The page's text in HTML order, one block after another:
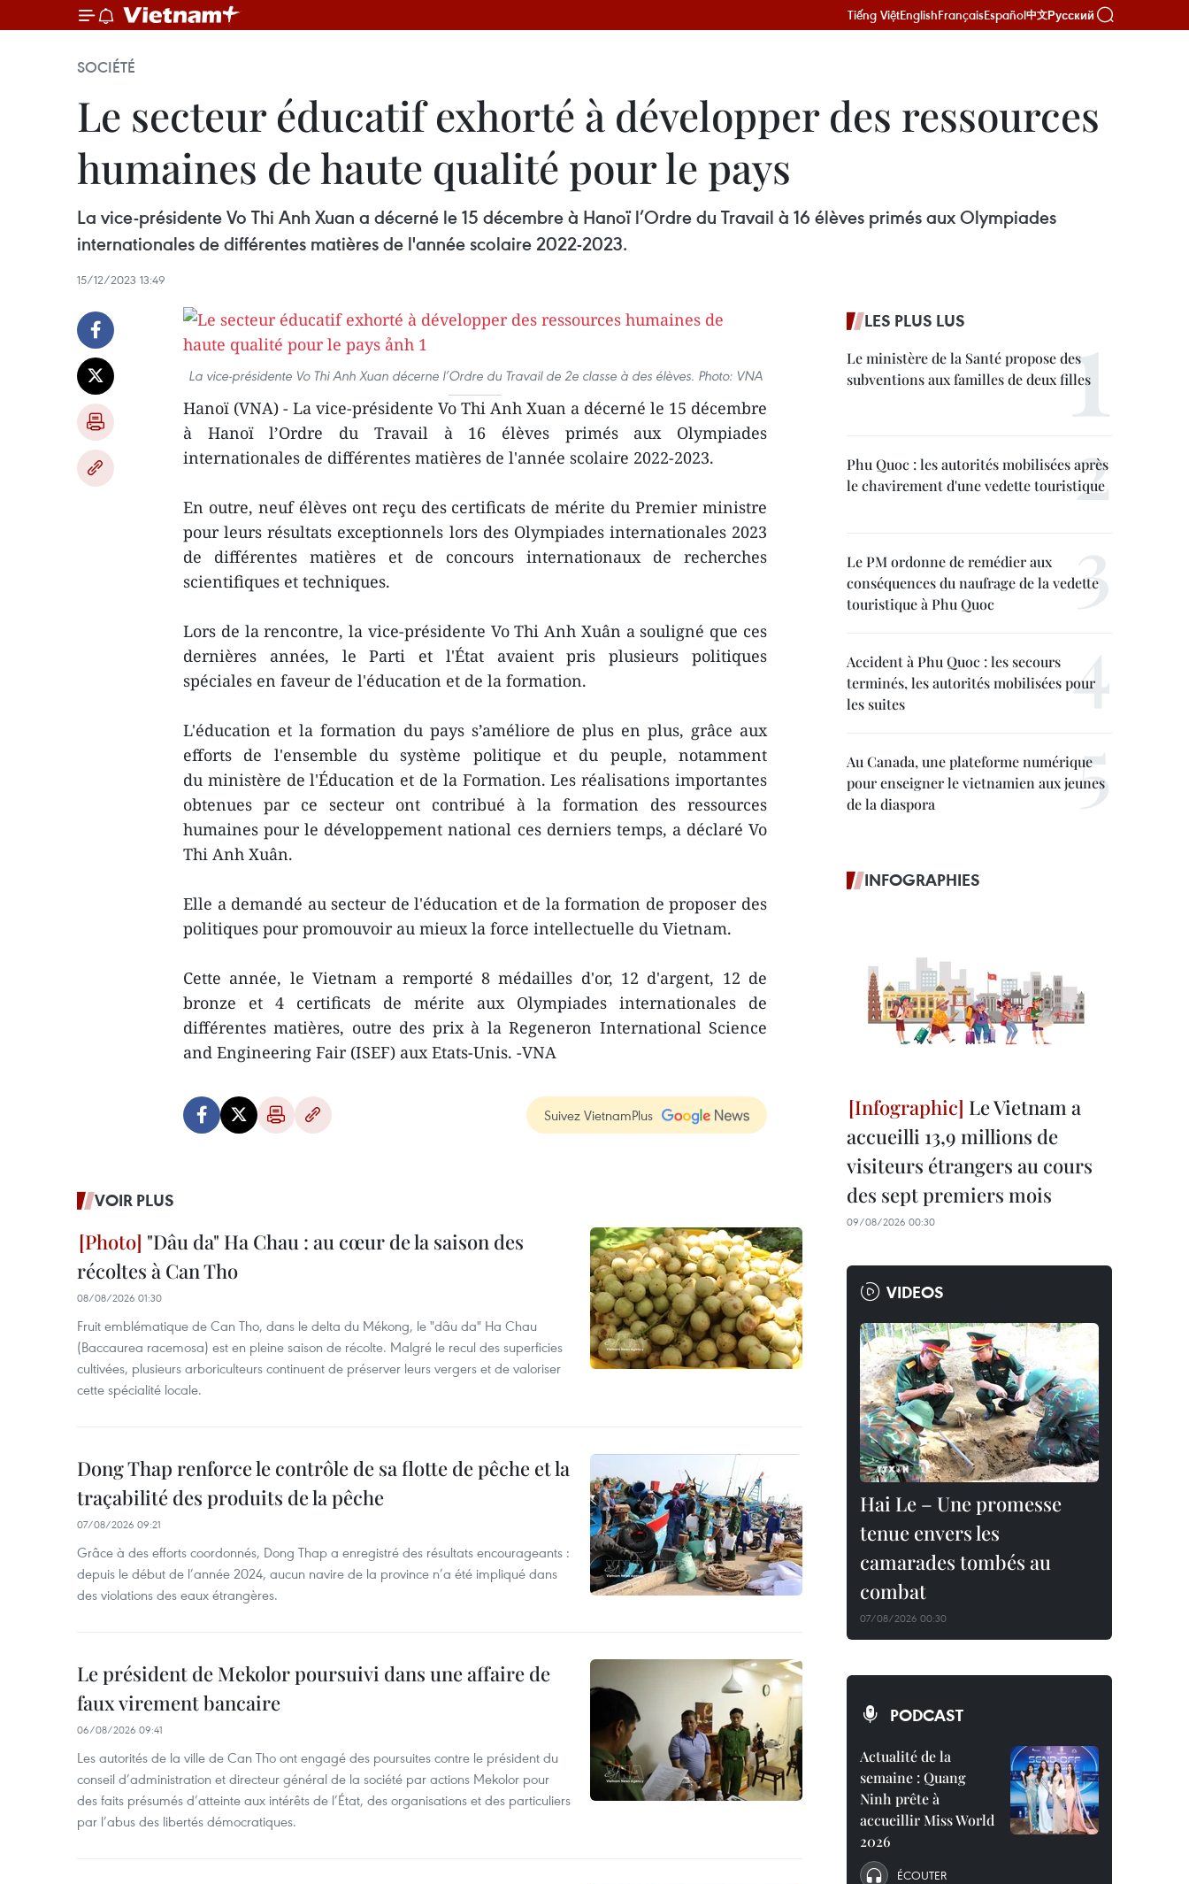
Tiếng ViệtEnglishFrançaisEspañol中文Русский
SOCIÉTÉ
Le secteur éducatif exhorté à développer des ressources
humaines de haute qualité pour le pays
La vice-présidente Vo Thi Anh Xuan a décerné le 15 décembre à Hanoï l’Ordre du Travail à 16 élèves primés aux Olympiades
internationales de différentes matières de l'année scolaire 2022-2023.
15/12/2023 13:49
La vice-présidente Vo Thi Anh Xuan décerne l’Ordre du Travail de 2e classe à des élèves. Photo: VNA
Hanoï (VNA) - La vice-présidente Vo Thi Anh Xuan a décerné le 15 décembre
à Hanoï l’Ordre du Travail à 16 élèves primés aux Olympiades
internationales de différentes matières de l'année scolaire 2022-2023.
En outre, neuf élèves ont reçu des certificats de mérite du Premier ministre
pour leurs résultats exceptionnels lors des Olympiades internationales 2023
de différentes matières et de concours internationaux de recherches
scientifiques et techniques.
Lors de la rencontre, la vice-présidente Vo Thi Anh Xuân a souligné que ces
dernières années, le Parti et l'État avaient pris plusieurs politiques
spéciales en faveur de l'éducation et de la formation.
L'éducation et la formation du pays s’améliore de plus en plus, grâce aux
efforts de l'ensemble du système politique et du peuple, notamment
du ministère de l'Éducation et de la Formation. Les réalisations importantes
obtenues par ce secteur ont contribué à la formation des ressources
humaines pour le développement national ces derniers temps, a déclaré Vo
Thi Anh Xuân.
Elle a demandé au secteur de l'éducation et de la formation de proposer des
politiques pour promouvoir au mieux la force intellectuelle du Vietnam.
Cette année, le Vietnam a remporté 8 médailles d'or, 12 d'argent, 12 de
bronze et 4 certificats de mérite aux Olympiades internationales de
différentes matières, outre des prix à la Regeneron International Science
and Engineering Fair (ISEF) aux Etats-Unis. -VNA
Suivez VietnamPlus
VOIR PLUS
"Dâu da" Ha Chau : au cœur de la saison des
récoltes à Can Tho
08/08/2026 01:30
Fruit emblématique de Can Tho, dans le delta du Mékong, le "dâu da" Ha Chau
(Baccaurea racemosa) est en pleine saison de récolte. Malgré le recul des superficies
cultivées, plusieurs arboriculteurs continuent de préserver leurs vergers et de valoriser
cette spécialité locale.
Dong Thap renforce le contrôle de sa flotte de pêche et la
traçabilité des produits de la pêche
07/08/2026 09:21
Grâce à des efforts coordonnés, Dong Thap a enregistré des résultats encourageants :
depuis le début de l’année 2024, aucun navire de la province n’a été impliqué dans
des violations des eaux étrangères.
Le président de Mekolor poursuivi dans une affaire de
faux virement bancaire
06/08/2026 09:41
Les autorités de la ville de Can Tho ont engagé des poursuites contre le président du
conseil d’administration et directeur général de la société par actions Mekolor pour
des faits présumés d’atteinte aux intérêts de l’État, des organisations et des particuliers
par l’abus des libertés démocratiques.
LES PLUS LUS
Le ministère de la Santé propose des
subventions aux familles de deux filles
Phu Quoc : les autorités mobilisées après
le chavirement d'une vedette touristique
Le PM ordonne de remédier aux
conséquences du naufrage de la vedette
touristique à Phu Quoc
Accident à Phu Quoc : les secours
terminés, les autorités mobilisées pour
les suites
Au Canada, une plateforme numérique
pour enseigner le vietnamien aux jeunes
de la diaspora
INFOGRAPHIES
Le Vietnam a
accueilli 13,9 millions de
visiteurs étrangers au cours
des sept premiers mois
09/08/2026 00:30
VIDEOS
Hai Le – Une promesse
tenue envers les
camarades tombés au
combat
07/08/2026 00:30
PODCAST
Actualité de la
semaine : Quang
Ninh prête à
accueillir Miss World
2026
ÉCOUTER